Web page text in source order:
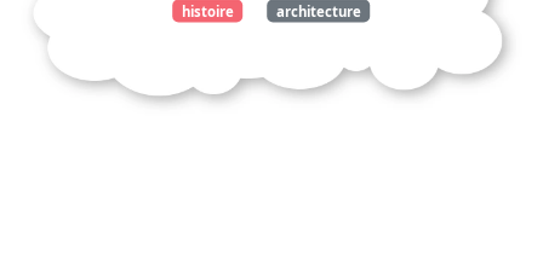
histoire architecture